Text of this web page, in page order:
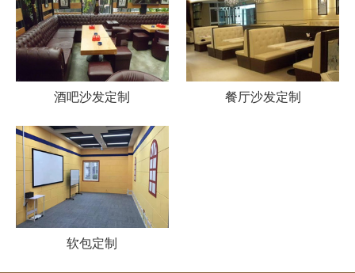
酒吧沙发定制 餐厅沙发定制
软包定制